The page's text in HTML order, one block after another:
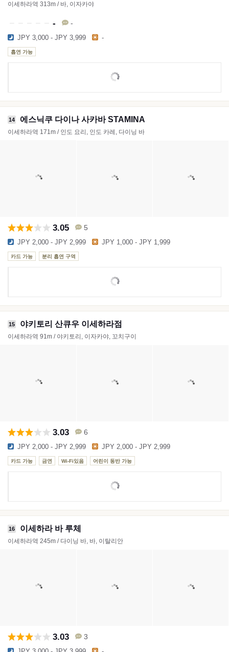
이세하라역 313m / 바, 이자카야
- -
JPY 3,000 - JPY 3,999 -
흡연 가능
14 에스닉쿠 다이나 사카바 STAMINA
이세하라역 171m / 인도 요리, 인도 카레, 다이닝 바
3.05 5
JPY 2,000 - JPY 2,999 JPY 1,000 - JPY 1,999
카드 가능 분리 흡연 구역
15 야키토리 산큐우 이세하라점
이세하라역 91m / 야키토리, 이자카야, 꼬치구이
3.03 6
JPY 2,000 - JPY 2,999 JPY 2,000 - JPY 2,999
카드 가능 금연 Wi-Fi있음 어린이 동반 가능
16 이세하라 바 루체
이세하라역 245m / 다이닝 바, 바, 이탈리안
3.03 3